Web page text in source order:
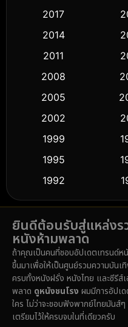
Comedy ตลก
Crime อาชญากรรม
Cult Film
Dance เต้น
Detective สืบสวน
Disaster
Disney+
Documentary สารคดี
2017
2014
2011
2008
2005
2002
1999
1995
1992
1989
1985
1981
1971
ยินดีต้อนรับสู่แหล่งร
หนังห้ามพลาด
ถ้าคุณเป็นคนที่ชอบอัปเดตเทรนด์ห
ขึ้นมาเพื่อให้เป็นศูนย์รวมความบัน
ครบทั้งหนังฝรั่ง หนังไทย และซีรีส์เ
พลาด ดูหนังชนโรง ผมมีการอัปเ
ใคร ไม่ว่าจะชอบฟังพากย์ไทยมันส์
เตรียมไว้ให้ครบจบในที่เดียวครับ